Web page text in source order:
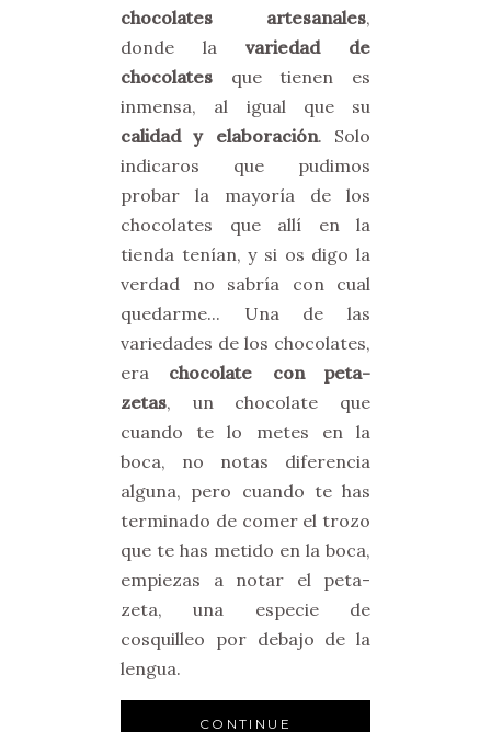
chocolates artesanales,
donde la variedad de
chocolates que tienen es
inmensa, al igual que su
calidad y elaboración. Solo
indicaros que pudimos
probar la mayoría de los
chocolates que allí en la
tienda tenían, y si os digo la
verdad no sabría con cual
quedarme... Una de las
variedades de los chocolates,
era chocolate con peta-
zetas, un chocolate que
cuando te lo metes en la
boca, no notas diferencia
alguna, pero cuando te has
terminado de comer el trozo
que te has metido en la boca,
empiezas a notar el peta-
zeta, una especie de
cosquilleo por debajo de la
lengua.
CONTINUE